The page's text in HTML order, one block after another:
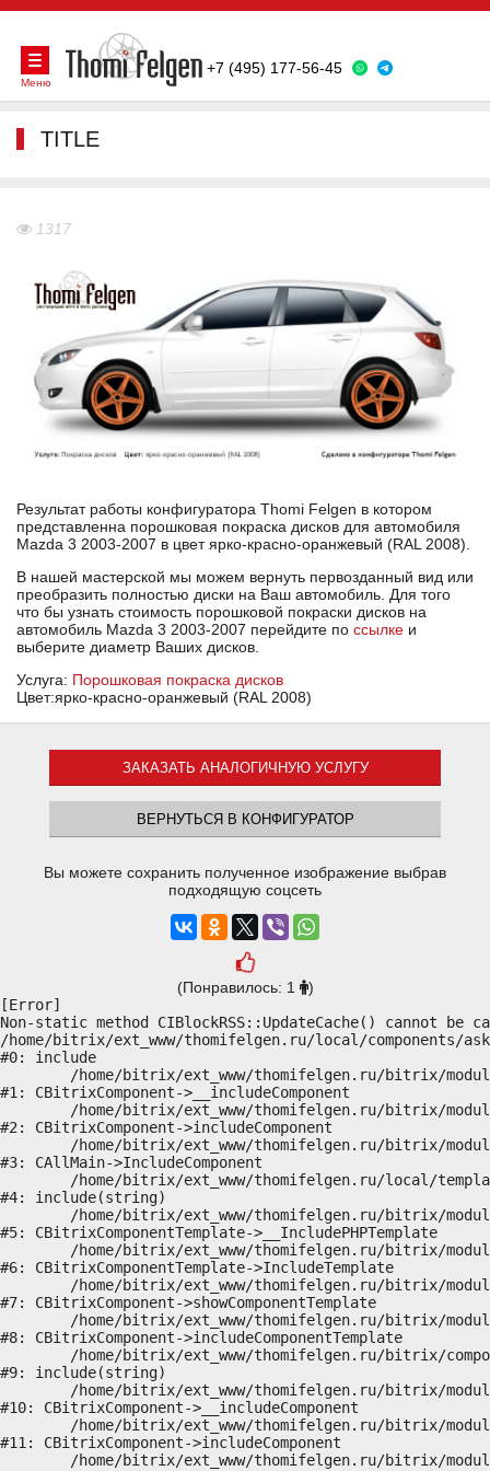
+7 (495) 177-56-45
Меню
TITLE
1317
Результат работы конфигуратора Thomi Felgen в котором
представленна порошковая покраска дисков для автомобиля
Mazda 3 2003-2007 в цвет ярко-красно-оранжевый (RAL 2008).
В нашей мастерской мы можем вернуть первозданный вид или
преобразить полностью диски на Ваш автомобиль. Для того
что бы узнать стоимость порошковой покраски дисков на
автомобиль Mazda 3 2003-2007 перейдите по ссылке и
выберите диаметр Ваших дисков.
Услуга: Порошковая покраска дисков
Цвет:ярко-красно-оранжевый (RAL 2008)
ЗАКАЗАТЬ АНАЛОГИЧНУЮ УСЛУГУ
ВЕРНУТЬСЯ В КОНФИГУРАТОР
Вы можете сохранить полученное изображение выбрав
подходящую соцсеть
(Понравилось: 1
)
[Error]
Non-static method CIBlockRSS::UpdateCache() cannot
/home/bitrix/ext_www/thomifelgen.ru/local/components/
#0: include
#1: CBitrixComponent->__includeComponent
#2: CBitrixComponent->includeComponent
#3: CAllMain->IncludeComponent
#4: include(string)
#5: CBitrixComponentTemplate->__IncludePHPTemplate
#6: CBitrixComponentTemplate->IncludeTemplate
#7: CBitrixComponent->showComponentTemplate
#8: CBitrixComponent->includeComponentTemplate
#9: include(string)
#10: CBitrixComponent->__includeComponent
#11: CBitrixComponent->includeComponent